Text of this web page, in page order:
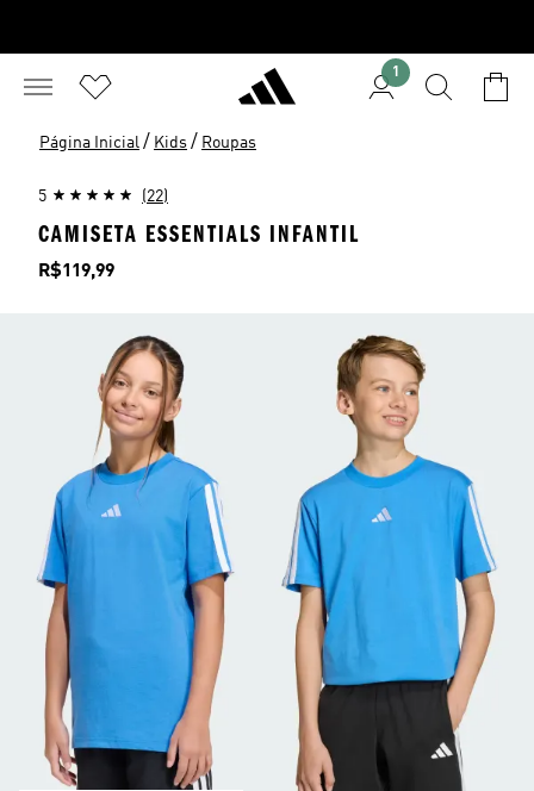
1
Página Inicial / Kids / Roupas
5 (22)
CAMISETA ESSENTIALS INFANTIL
Preço
R$119,99